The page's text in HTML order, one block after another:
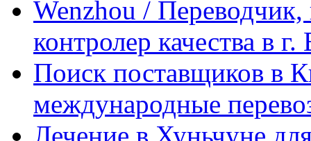
Wenzhou / Переводчик,
контролер качества в
Поиск поставщиков в
международные
Лечение в Хуньчуне